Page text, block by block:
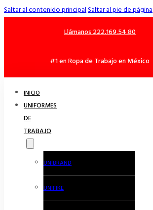
Saltar al contenido principalSaltar al pie de página
Llámanos 222.169.54.80
#1 en Ropa de Trabajo en México
INICIO
UNIFORMES
DE
TRABAJO
UNIBRAND
UNIFIKE